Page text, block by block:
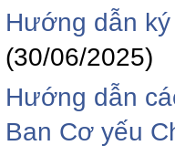
Hướng dẫn
(30/06/2025)
Hướng dẫn
Ban Cơ yếu